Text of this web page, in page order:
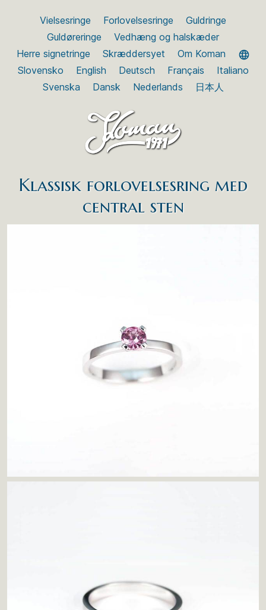
Vielsesringe Forlovelsesringe
Guldringe
Guldøreringe
Vedhæng og halskæder
Herre signetringe
Skræddersyet
Om Koman
Slovensko
English Deutsch Français
Italiano
Svenska
Dansk Nederlands 日本人
Klassisk forlovelsesring med
central sten